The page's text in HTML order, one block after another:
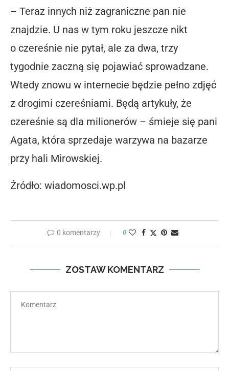
– Teraz innych niż zagraniczne pan nie
znajdzie. U nas w tym roku jeszcze nikt
o czereśnie nie pytał, ale za dwa, trzy
tygodnie zaczną się pojawiać sprowadzane.
Wtedy znowu w internecie będzie pełno zdjęć
z drogimi czereśniami. Będą artykuły, że
czereśnie są dla milionerów – śmieje się pani
Agata, która sprzedaje warzywa na bazarze
przy hali Mirowskiej.
Źródło: wiadomosci.wp.pl
0 komentarzy 0
ZOSTAW KOMENTARZ